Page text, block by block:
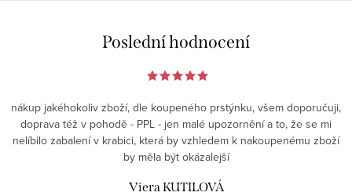
Poslední hodnocení
nákup jakéhokoliv zboží, dle koupeného prstýnku, všem doporučuji,
doprava též v pohodě - PPL - jen malé upozornění a to, že se mi
nelíbilo zabalení v krabici, která by vzhledem k nakoupenému zboží
by měla být okázalejší
Viera KUTILOVÁ